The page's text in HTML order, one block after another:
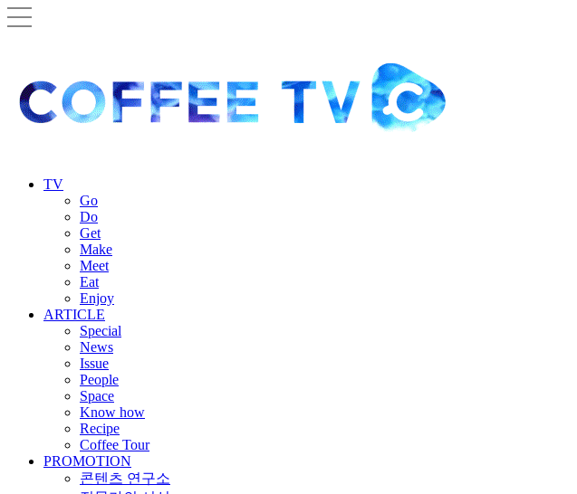
TV
Go
Do
Get
Make
Meet
Eat
Enjoy
ARTICLE
Special
News
Issue
People
Space
Know how
Recipe
Coffee Tour
PROMOTION
콘텐츠 연구소